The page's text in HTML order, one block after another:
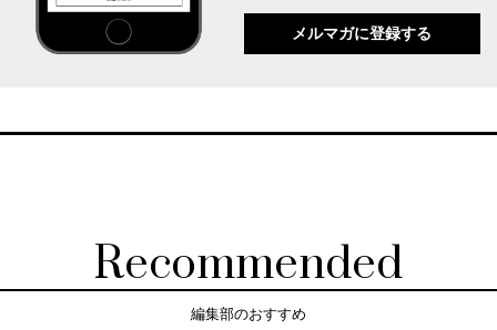
メルマガに登録する
Recommended
編集部のおすすめ